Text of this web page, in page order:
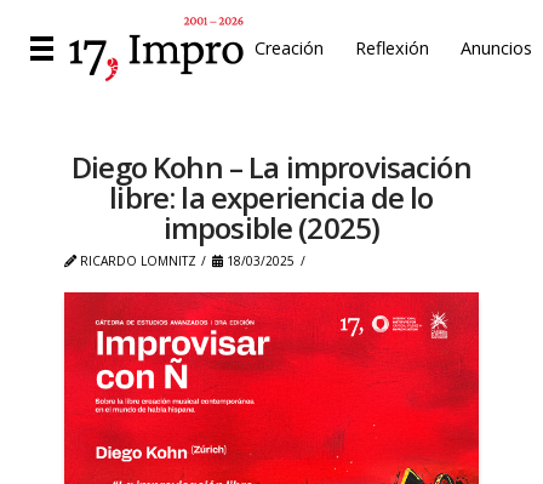
Creación Reflexión Anuncios
Diego Kohn – La improvisación
libre: la experiencia de lo
imposible (2025)
RICARDO LOMNITZ 18/03/2025